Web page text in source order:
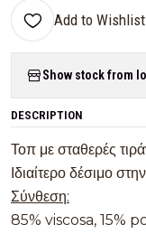
Add to Wishlist
Show stock from
DESCRIPTION
Τοπ με σταθερές
Ιδιαίτερο δέσιμο
Σύνθεση:
85% viscosa, 15%